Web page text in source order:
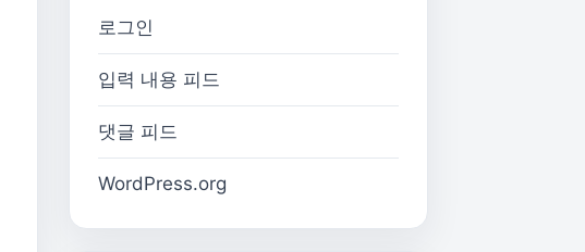
로그인
입력 내용 피드
댓글 피드
WordPress.org